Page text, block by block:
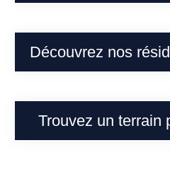
Découvrez nos
Trouvez un terrain